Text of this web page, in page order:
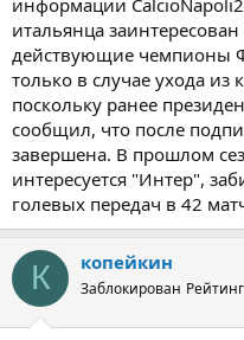
итальянца
действующие чемпионы
только в случае ухода
поскольку ранее
сообщил, что после
завершена. В прошлом
интересуется "Интер"​,
голевых передач в 42
К копейкин
Заблокирован